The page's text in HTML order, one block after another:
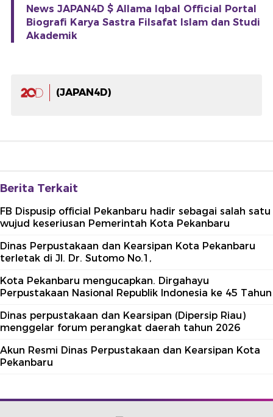
News JAPAN4D $ Allama Iqbal Official Portal
Biografi Karya Sastra Filsafat Islam dan Studi
Akademik
(JAPAN4D)
Berita Terkait
FB Dispusip official Pekanbaru hadir sebagai salah satu
wujud keseriusan Pemerintah Kota Pekanbaru
Dinas Perpustakaan dan Kearsipan Kota Pekanbaru
terletak di Jl. Dr. Sutomo No.1,
Kota Pekanbaru mengucapkan. Dirgahayu
Perpustakaan Nasional Republik Indonesia ke 45 Tahun
Dinas perpustakaan dan Kearsipan (Dipersip Riau)
menggelar forum perangkat daerah tahun 2026
Akun Resmi Dinas Perpustakaan dan Kearsipan Kota
Pekanbaru